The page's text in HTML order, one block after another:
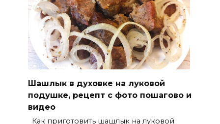
Шашлык в духовке на луковой
подушке, рецепт с фото пошагово и
видео
Как приготовить шашлык на луковой